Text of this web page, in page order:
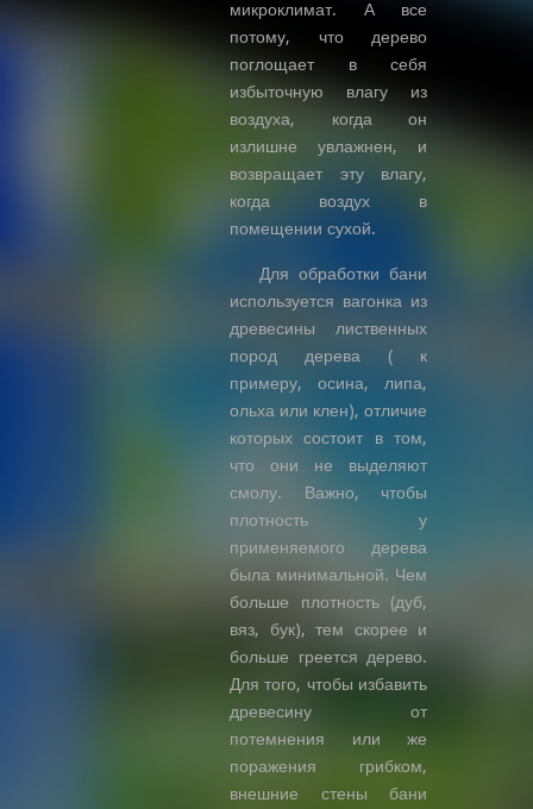
микроклимат. А все
потому, что дерево
поглощает в себя
избыточную влагу из
воздуха, когда он
излишне увлажнен, и
возвращает эту влагу,
когда воздух в
помещении сухой.
Для обработки бани
используется вагонка из
древесины лиственных
пород дерева ( к
примеру, осина, липа,
ольха или клен), отличие
которых состоит в том,
что они не выделяют
смолу. Важно, чтобы
плотность у
применяемого дерева
была минимальной. Чем
больше плотность (дуб,
вяз, бук), тем скорее и
больше греется дерево.
Для того, чтобы избавить
древесину от
потемнения или же
поражения грибком,
внешние стены бани